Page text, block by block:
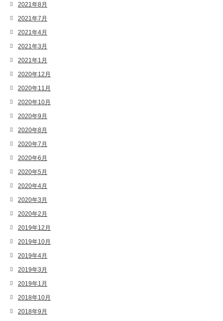
2021年8月
2021年7月
2021年4月
2021年3月
2021年1月
2020年12月
2020年11月
2020年10月
2020年9月
2020年8月
2020年7月
2020年6月
2020年5月
2020年4月
2020年3月
2020年2月
2019年12月
2019年10月
2019年4月
2019年3月
2019年1月
2018年10月
2018年9月